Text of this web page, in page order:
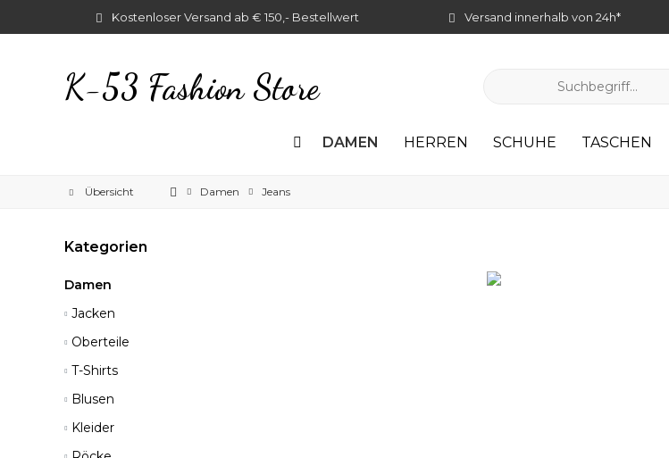
Kostenloser Versand ab € 150,- Bestellwert Versand innerhalb von 24h*
K-53 Fashion Store
DAMEN HERREN SCHUHE TASCHEN
Übersicht Damen Jeans
Kategorien
Damen
Jacken
Oberteile
T-Shirts
Blusen
Kleider